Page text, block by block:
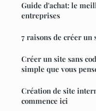
Guide d'achat: le
entreprises
7 raisons de créer un
Créer un site sans
simple que vous
Création de site
commence ici